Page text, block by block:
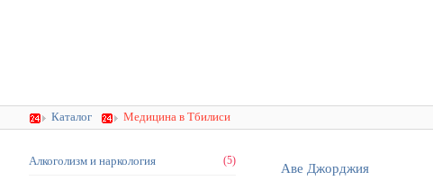
Каталог Медицина в Тбилиси
Аве Джорджия
Алкоголизм и наркология (5)